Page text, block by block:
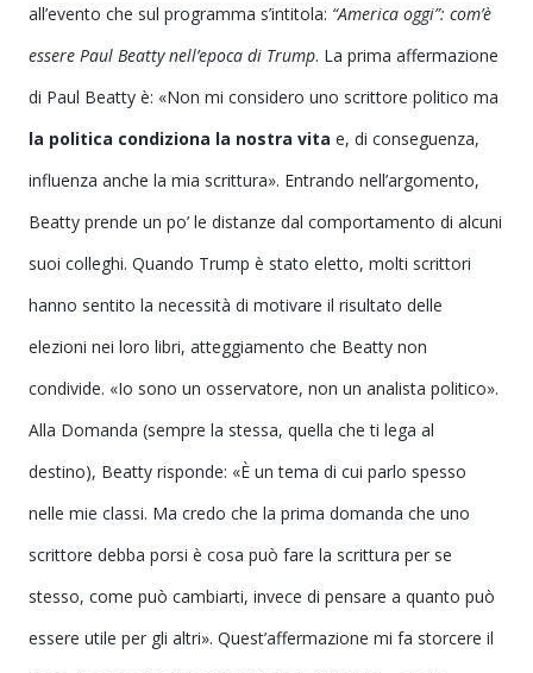
all’evento che sul programma s’intitola: “America oggi”: com’è
essere Paul Beatty nell’epoca di Trump. La prima affermazione
di Paul Beatty è: «Non mi considero uno scrittore politico ma
la politica condiziona la nostra vita e, di conseguenza,
influenza anche la mia scrittura». Entrando nell’argomento,
Beatty prende un po’ le distanze dal comportamento di alcuni
suoi colleghi. Quando Trump è stato eletto, molti scrittori
hanno sentito la necessità di motivare il risultato delle
elezioni nei loro libri, atteggiamento che Beatty non
condivide. «Io sono un osservatore, non un analista politico».
Alla Domanda (sempre la stessa, quella che ti lega al
destino), Beatty risponde: «È un tema di cui parlo spesso
nelle mie classi. Ma credo che la prima domanda che uno
scrittore debba porsi è cosa può fare la scrittura per se
stesso, come può cambiarti, invece di pensare a quanto può
essere utile per gli altri». Quest’affermazione mi fa storcere il